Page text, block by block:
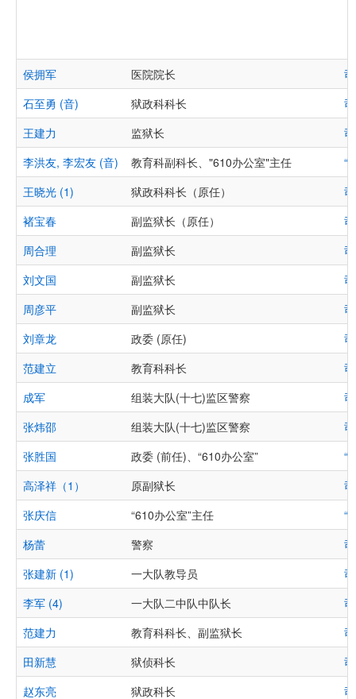
侯拥军 医院院长
石至勇 (音)
狱政科科长
王建力
监狱长
李洪友, 李宏友 (音)
教育科副科长、"610办公室"主任
王晓光 (1)
狱政科科长（原任）
褚宝春
副监狱长（原任）
周合理
副监狱长
刘文国
副监狱长
周彦平
副监狱长
刘章龙
政委 (原任)
范建立
教育科科长
成军
组装大队(十七)监区警察
张炜邵
组装大队(十七)监区警察
张胜国
政委 (前任)、“610办公室”
高泽祥（1）
原副狱长
张庆信
“610办公室”主任
杨蕾
警察
张建新 (1)
一大队教导员
李军 (4)
一大队二中队中队长
范建力
教育科科长、副监狱长
田新慧
狱侦科长
赵东亮
狱政科长